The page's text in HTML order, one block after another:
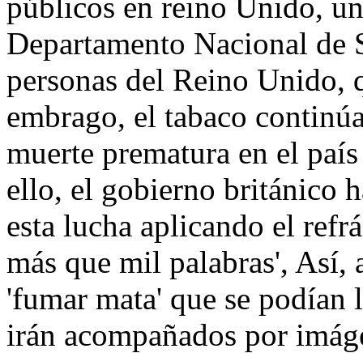
públicos en reino Unido,
Departamento Nacional de
personas del Reino Unido,
embrago, el tabaco
muerte prematura en el
ello, el gobierno británico
esta lucha aplicando el
más que mil palabras', Así,
'fumar mata' que se podían
irán acompañados por